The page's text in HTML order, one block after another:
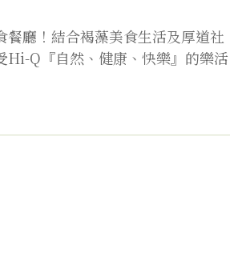
餐廳！結合褐藻美食生活及厚道社
Hi-Q『自然、健康、快樂』的樂活